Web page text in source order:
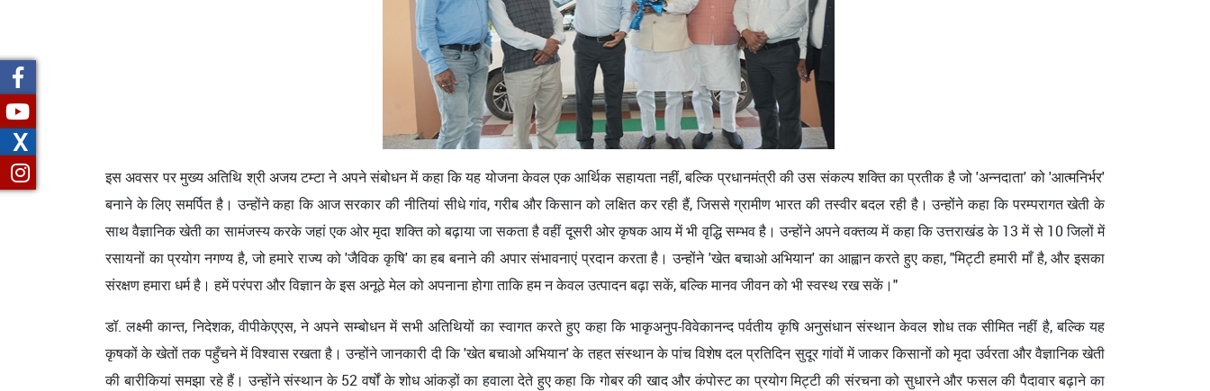
इस अवसर पर मुख्य अतिथि श्री अजय टम्‍टा ने अपने संबोधन में कहा कि यह योजना केवल एक आर्थिक सहायता नहीं, बल्कि प्रधानमंत्री की उस संकल्प शक्ति का प्रतीक है जो 'अन्नदाता' को 'आत्मनिर्भर'
बनाने के लिए समर्पित है। उन्होंने कहा कि आज सरकार की नीतियां सीधे गांव, गरीब और किसान को लक्षित कर रही हैं, जिससे ग्रामीण भारत की तस्वीर बदल रही है। उन्‍होंने कहा कि परम्‍परागत खेती के
साथ वैज्ञानिक खेती का सामंजस्‍य करके जहां एक ओर मृदा शक्ति को बढ़ाया जा सकता है वहीं दूसरी ओर कृषक आय में भी वृद्धि सम्‍भव है। उन्‍होंने अपने वक्‍तव्‍य में कहा कि उत्तराखंड के 13 में से 10 जिलों में
रसायनों का प्रयोग नगण्य है, जो हमारे राज्य को 'जैविक कृषि' का हब बनाने की अपार संभावनाएं प्रदान करता है। उन्होंने 'खेत बचाओ अभियान' का आह्वान करते हुए कहा, "मिट्टी हमारी माँ है, और इसका
संरक्षण हमारा धर्म है। हमें परंपरा और विज्ञान के इस अनूठे मेल को अपनाना होगा ताकि हम न केवल उत्पादन बढ़ा सकें, बल्कि मानव जीवन को भी स्वस्थ रख सकें।"
डॉ. लक्ष्‍मी कान्‍त, निदेशक, वीपीकेएएस, ने अपने सम्‍बोधन में सभी अतिथियों का स्‍वागत करते हुए कहा कि भाकृअनुप-विवेकानन्‍द पर्वतीय कृषि अनुसंधान संस्‍थान केवल शोध तक सीमित नहीं है, बल्कि यह
कृषकों के खेतों तक पहुँचने में विश्वास रखता है। उन्होंने जानकारी दी कि 'खेत बचाओ अभियान' के तहत संस्थान के पांच विशेष दल प्रतिदिन सुदूर गांवों में जाकर किसानों को मृदा उर्वरता और वैज्ञानिक खेती
की बारीकियां समझा रहे हैं। उन्होंने संस्थान के 52 वर्षों के शोध आंकड़ों का हवाला देते हुए कहा कि गोबर की खाद और कंपोस्ट का प्रयोग मिट्टी की संरचना को सुधारने और फसल की पैदावार बढ़ाने का
X